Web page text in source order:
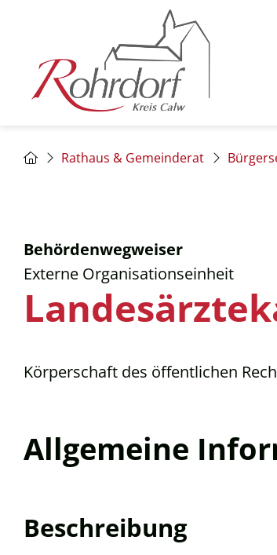
Rathaus & Gemeinderat
Behördenwegweiser
Externe Organisationseinheit
Körperschaft des öffentlichen
Allgemeine
Beschreibung